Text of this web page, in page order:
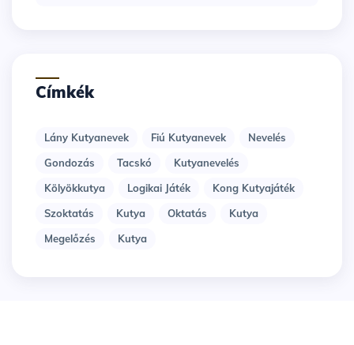
Címkék
Lány Kutyanevek Fiú Kutyanevek
Nevelés
Gondozás
Tacskó
Kutyanevelés
Kölyökkutya
Logikai Játék
Kong Kutyajáték
Szoktatás
Kutya Oktatás
Kutya
Megelőzés
Kutya